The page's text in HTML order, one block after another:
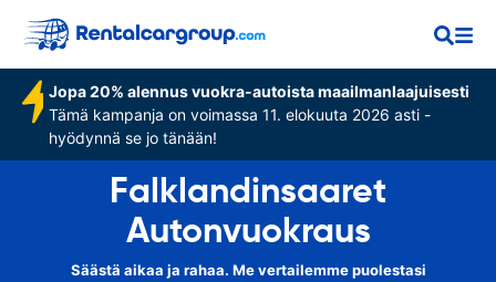
Jopa 20% alennus vuokra-autoista maailmanlaajuisesti
Tämä kampanja on voimassa 11. elokuuta 2026 asti -
hyödynnä se jo tänään!
Falklandinsaaret
Autonvuokraus
Säästä aikaa ja rahaa. Me vertailemme puolestasi